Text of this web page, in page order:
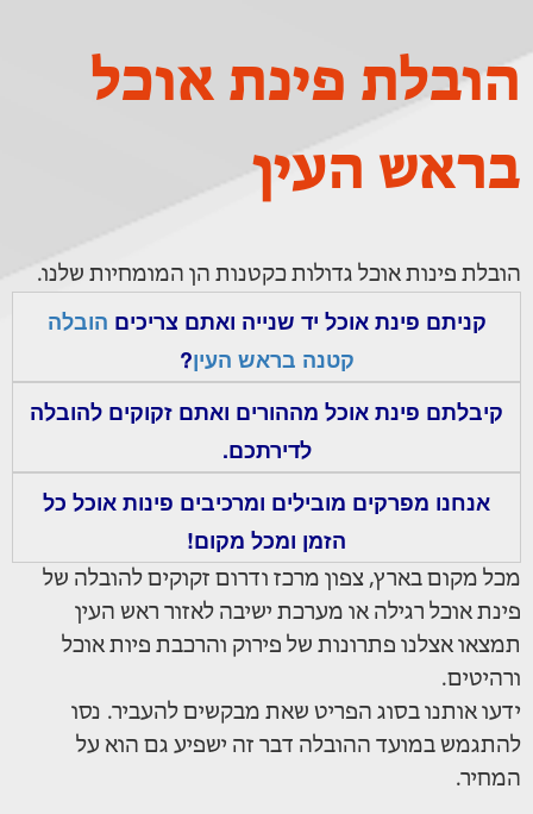
הובלת פינת אוכל
בראש העין
הובלת פינות אוכל גדולות כקטנות הן המומחיות שלנו.
קניתם פינת אוכל יד שנייה ואתם צריכים הובלה
קטנה בראש העין?
קיבלתם פינת אוכל מההורים ואתם זקוקים להובלה
לדירתכם.
אנחנו מפרקים מובילים ומרכיבים פינות אוכל כל
הזמן ומכל מקום!
מכל מקום בארץ, צפון מרכז ודרום זקוקים להובלה של
פינת אוכל רגילה או מערכת ישיבה לאזור ראש העין
תמצאו אצלנו פתרונות של פירוק והרכבת פיות אוכל
ורהיטים.
ידעו אותנו בסוג הפריט שאת מבקשים להעביר. נסו
להתגמש במועד ההובלה דבר זה ישפיע גם הוא על
המחיר.